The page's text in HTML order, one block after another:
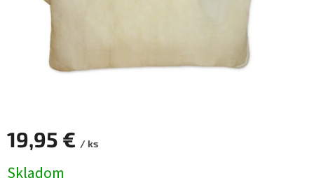
19,95 € / ks
cena:
Skladom